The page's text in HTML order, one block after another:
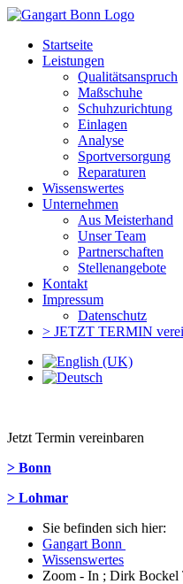
Startseite
Leistungen
Qualitätsanspruch
Maßschuhe
Schuhzurichtung
Einlagen
Analyse
Sportversorgung
Reparaturen
Wissenswertes
Unternehmen
Aus Meisterhand
Unser Team
Partnerschaften
Stellenangebote
Kontakt
Impressum
Datenschutz
> JETZT TERMIN
Jetzt Termin vereinbaren
> Bonn
> Lohmar
Sie befinden sich hier:
Gangart Bonn
Wissenswertes
Zoom - In ; Dirk Bockel